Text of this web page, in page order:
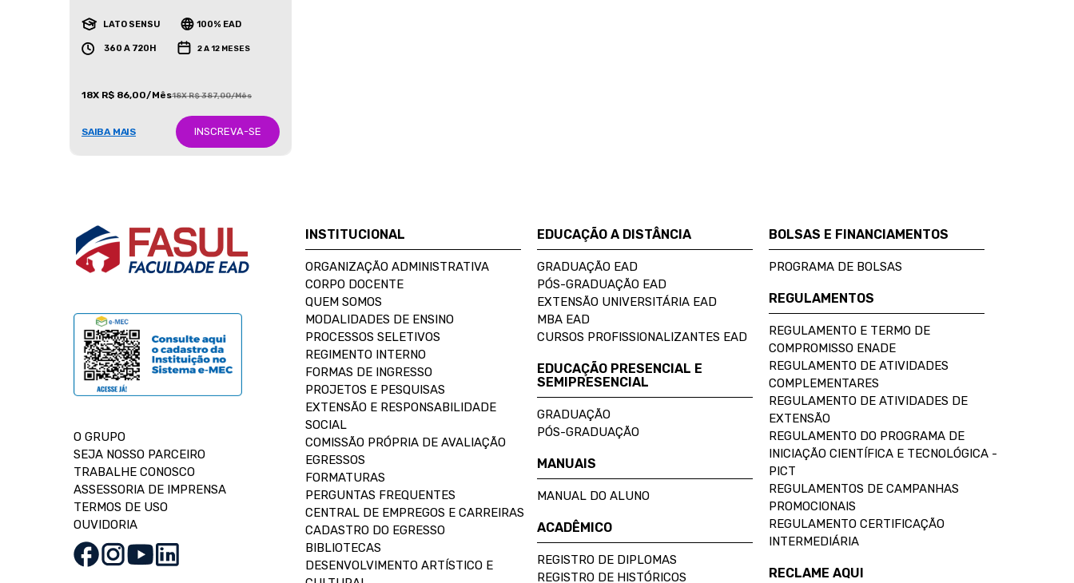
LATO SENSU 100% EAD
360 A 720H 2 A 12 MESES
18X R$ 86,00/Mês18X R$ 387,00/Mês
SAIBA MAIS INSCREVA-SE
O GRUPO
SEJA NOSSO PARCEIRO
TRABALHE CONOSCO
ASSESSORIA DE IMPRENSA
TERMOS DE USO
OUVIDORIA
INSTITUCIONAL
ORGANIZAÇÃO ADMINISTRATIVA
CORPO DOCENTE
QUEM SOMOS
MODALIDADES DE ENSINO
PROCESSOS SELETIVOS
REGIMENTO INTERNO
FORMAS DE INGRESSO
PROJETOS E PESQUISAS
EXTENSÃO E RESPONSABILIDADE
SOCIAL
COMISSÃO PRÓPRIA DE AVALIAÇÃO
EGRESSOS
FORMATURAS
PERGUNTAS FREQUENTES
CENTRAL DE EMPREGOS E CARREIRAS
CADASTRO DO EGRESSO
BIBLIOTECAS
DESENVOLVIMENTO ARTÍSTICO E
EDUCAÇÃO A DISTÂNCIA
GRADUAÇÃO EAD
PÓS-GRADUAÇÃO EAD
EXTENSÃO UNIVERSITÁRIA EAD
MBA EAD
CURSOS PROFISSIONALIZANTES EAD
EDUCAÇÃO PRESENCIAL E
SEMIPRESENCIAL
GRADUAÇÃO
PÓS-GRADUAÇÃO
MANUAIS
MANUAL DO ALUNO
ACADÊMICO
REGISTRO DE DIPLOMAS
REGISTRO DE HISTÓRICOS
BOLSAS E FINANCIAMENTOS
PROGRAMA DE BOLSAS
REGULAMENTOS
REGULAMENTO E TERMO DE
COMPROMISSO ENADE
REGULAMENTO DE ATIVIDADES
COMPLEMENTARES
REGULAMENTO DE ATIVIDADES DE
EXTENSÃO
REGULAMENTO DO PROGRAMA DE
INICIAÇÃO CIENTÍFICA E TECNOLÓGICA -
PICT
REGULAMENTOS DE CAMPANHAS
PROMOCIONAIS
REGULAMENTO CERTIFICAÇÃO
INTERMEDIÁRIA
RECLAME AQUI